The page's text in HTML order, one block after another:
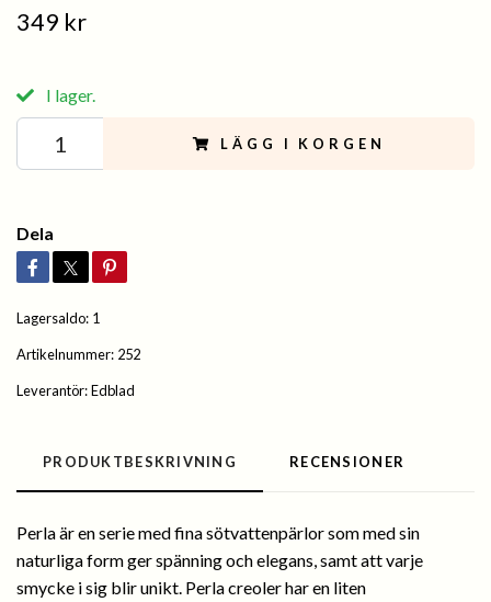
349 kr
I lager.
LÄGG I KORGEN
Dela
Lagersaldo: 1
Artikelnummer: 252
Leverantör:Edblad
PRODUKTBESKRIVNING RECENSIONER
Perla är en serie med fina sötvattenpärlor som med sin
naturliga form ger spänning och elegans, samt att varje
smycke i sig blir unikt. Perla creoler har en liten